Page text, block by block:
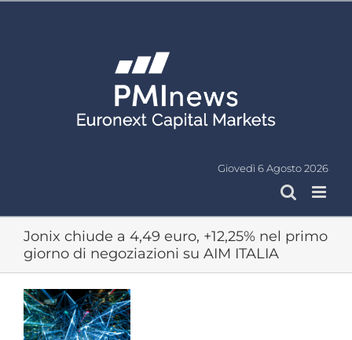
Giovedì 6 Agosto 2026
Jonix chiude a 4,49 euro, +12,25% nel primo
giorno di negoziazioni su AIM ITALIA
Ingrandisci
immagine